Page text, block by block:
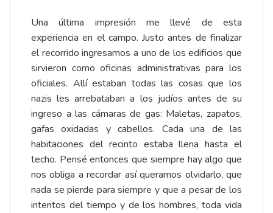
Una última impresión me llevé de esta
experiencia en el campo. Justo antes de finalizar
el recorrido ingresamos a uno de los edificios que
sirvieron como oficinas administrativas para los
oficiales. Allí estaban todas las cosas que los
nazis les arrebataban a los judíos antes de su
ingreso a las cámaras de gas: Maletas, zapatos,
gafas oxidadas y cabellos. Cada una de las
habitaciones del recinto estaba llena hasta el
techo. Pensé entonces que siempre hay algo que
nos obliga a recordar así queramos olvidarlo, que
nada se pierde para siempre y que a pesar de los
intentos del tiempo y de los hombres, toda vida